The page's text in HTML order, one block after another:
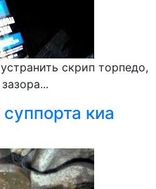
скрип торпедо,
киа